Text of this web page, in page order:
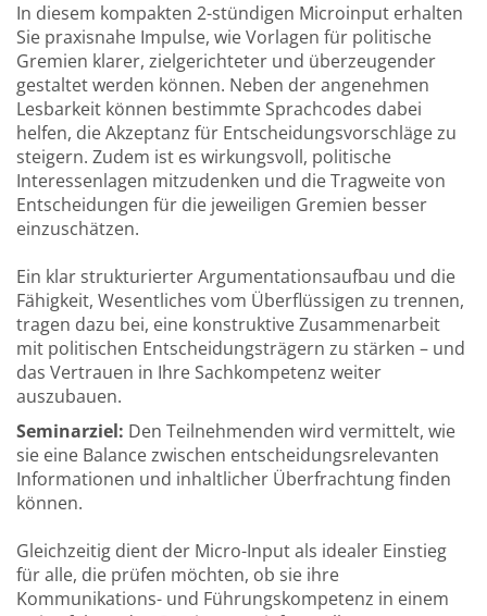
In diesem kompakten 2-stündigen Microinput erhalten
Sie praxisnahe Impulse, wie Vorlagen für politische
Gremien klarer, zielgerichteter und überzeugender
gestaltet werden können. Neben der angenehmen
Lesbarkeit können bestimmte Sprachcodes dabei
helfen, die Akzeptanz für Entscheidungsvorschläge zu
steigern. Zudem ist es wirkungsvoll, politische
Interessenlagen mitzudenken und die Tragweite von
Entscheidungen für die jeweiligen Gremien besser
einzuschätzen.
Ein klar strukturierter Argumentationsaufbau und die
Fähigkeit, Wesentliches vom Überflüssigen zu trennen,
tragen dazu bei, eine konstruktive Zusammenarbeit
mit politischen Entscheidungsträgern zu stärken – und
das Vertrauen in Ihre Sachkompetenz weiter
auszubauen.
Seminarziel: Den Teilnehmenden wird vermittelt, wie
sie eine Balance zwischen entscheidungsrelevanten
Informationen und inhaltlicher Überfrachtung finden
können.
Gleichzeitig dient der Micro-Input als idealer Einstieg
für alle, die prüfen möchten, ob sie ihre
Kommunikations- und Führungskompetenz in einem